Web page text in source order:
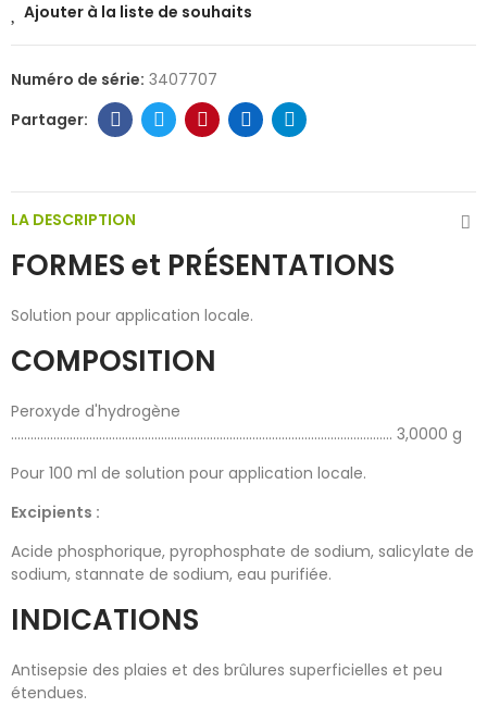
Ajouter à la liste de souhaits
Numéro de série: 3407707
LA DESCRIPTION
FORMES et PRÉSENTATIONS
Solution pour application locale.
COMPOSITION
Peroxyde d'hydrogène
..................................................................................................................... 3,0000 g
Pour 100 ml de solution pour application locale.
Excipients :
Acide phosphorique, pyrophosphate de sodium, salicylate de
sodium, stannate de sodium, eau purifiée.
INDICATIONS
Antisepsie des plaies et des brûlures superficielles et peu
étendues.